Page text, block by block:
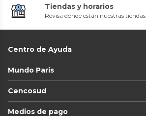
Tiendas y horarios
Revisa dónde están nuestras tiendas
Centro de Ayuda
Mundo Paris
Cencosud
Medios de pago